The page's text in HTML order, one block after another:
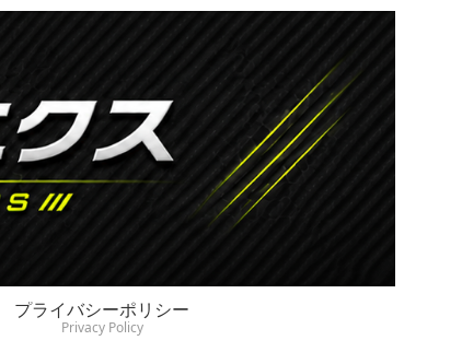
プライバシーポリシー
Privacy Policy